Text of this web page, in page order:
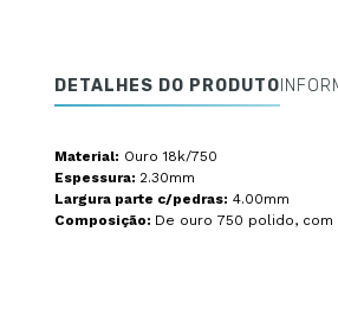
DETALHES DO PRODUTO
Material: Ouro 18k/750
Espessura: 2.30mm
Largura parte c/pedras: 4.00mm
Composição: De ouro 750 polido,